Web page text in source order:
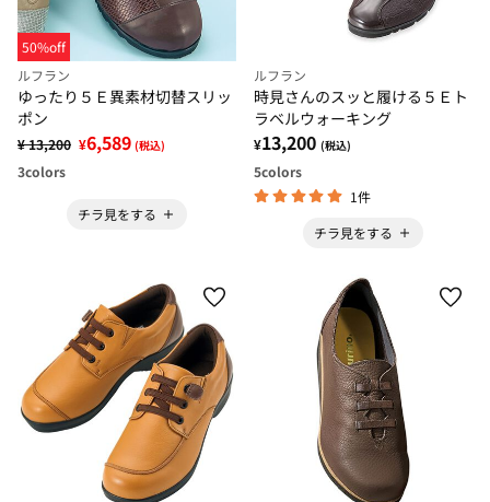
50%off
ルフラン
ゆったり５Ｅ異素材切替スリッ
ポン
¥ 13,200 ¥6,589 (税込)
3colors
チラ見をする
ルフラン
時見さんのスッと履ける５Ｅト
ラベルウォーキング
¥13,200 (税込)
5colors
1件
チラ見をする